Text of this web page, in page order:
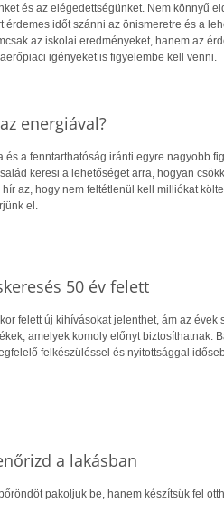
és az elégedettségünket. Nem könnyű
érdemes időt szánni az önismeretre és a
az iskolai eredményeket, hanem az
igényeket is figyelembe kell venni.
energiával?
és a fenntarthatóság iránti egyre nagyobb
keresi a lehetőséget arra, hogyan
az, hogy nem feltétlenül kell milliókat
el.
50 év felett
felett új kihívásokat jelenthet, ám az évek
amelyek komoly előnyt biztosíthatnak.
felkészüléssel és nyitottsággal
a lakásban
pakoljuk be, hanem készítsük fel